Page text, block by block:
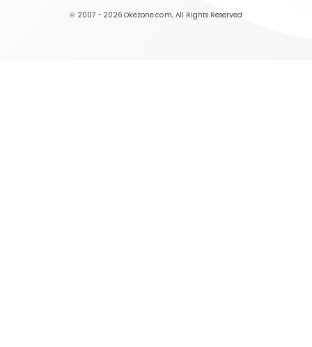
© 2007 - 2026 Okezone.com, All Rights Reserved